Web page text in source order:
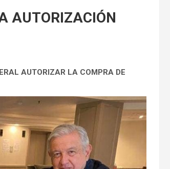
AUTORIZACIÓN
AUTORIZAR LA COMPRA DE